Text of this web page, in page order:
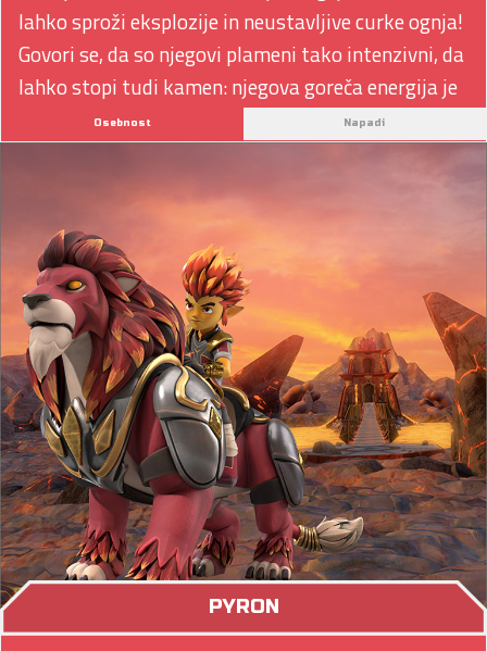
lahko sproži eksplozije in neustavljive curke ognja!
Govori se, da so njegovi plameni tako intenzivni, da
lahko stopi tudi kamen: njegova goreča energija je
vsemogočna! Njegovo orožje je nepremagljivo
Vulkansko kopje, vroče kot sonce!
Osebnost Napadi
PYRON